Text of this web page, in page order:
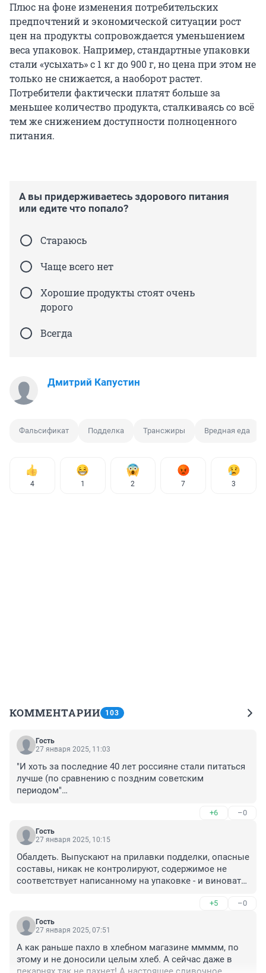
Плюс на фоне изменения потребительских
предпочтений и экономической ситуации рост
цен на продукты сопровождается уменьшением
веса упаковок. Например, стандартные упаковки
стали «усыхать» с 1 кг до 900 г, но цена при этом не
только не снижается, а наоборот растет.
Потребители фактически платят больше за
меньшее количество продукта, сталкиваясь со всё
тем же снижением доступности полноценного
питания.
А вы придерживаетесь здорового питания
или едите что попало?
Стараюсь
Чаще всего нет
Хорошие продукты стоят очень
дорого
Всегда
Дмитрий Капустин
Фальсификат Подделка Трансжиры Вредная еда
4 1 2 7 3
КОММЕНТАРИИ 103
Гость
27 января 2025, 11:03
"И хоть за последние 40 лет россияне стали питаться
лучше (по сравнению с поздним советским
периодом"
+6 –0
Гость
27 января 2025, 10:15
Обалдеть. Выпускают на прилавки подделки, опасные
составы, никак не контролируют, содержимое не
соответствует написанному на упаковке - и виноваты
+5 –0
Гость
27 января 2025, 07:51
А как раньше пахло в хлебном магазине ммммм, по
этому и не доносили целым хлеб. А сейчас даже в